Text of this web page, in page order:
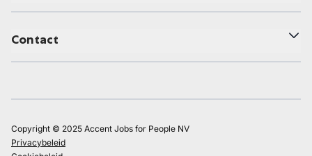
Contact
Copyright © 2025 Accent Jobs for People NV
Privacybeleid